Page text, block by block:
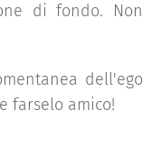
di fondo. Non
dell'ego
farselo amico!